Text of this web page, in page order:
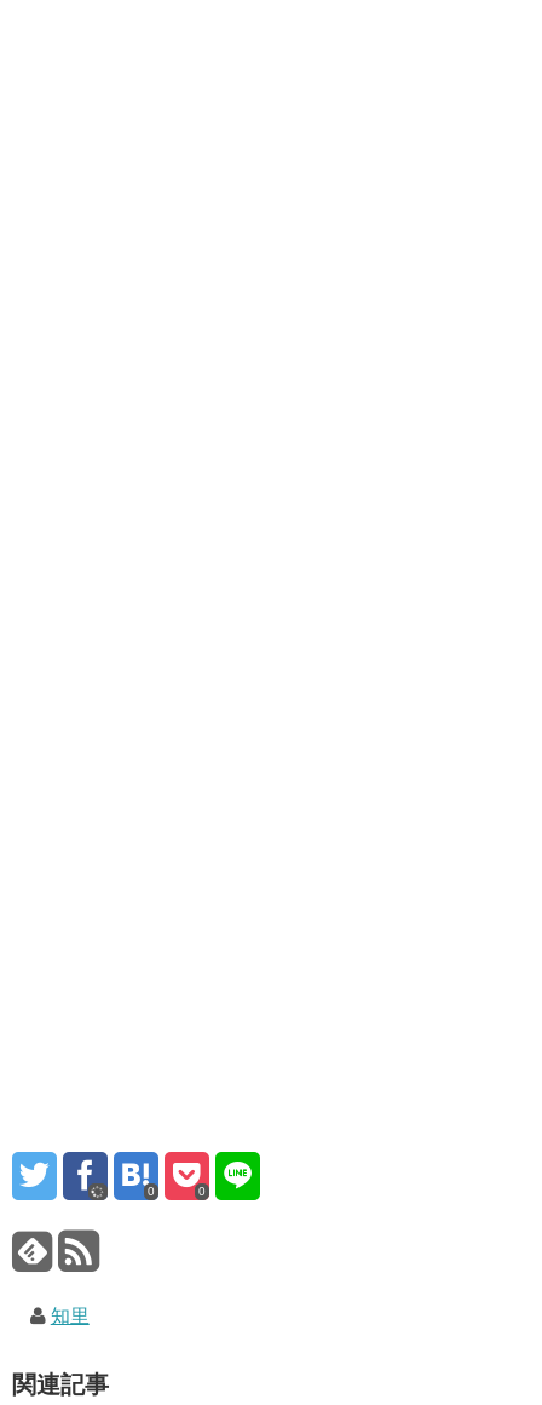
0 0
知里
関連記事